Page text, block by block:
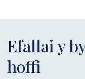
Efallai y
hoffi